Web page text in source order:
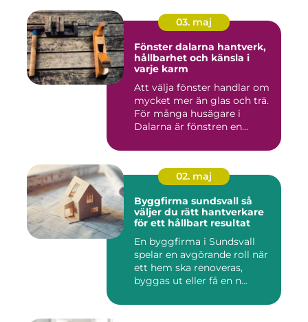
03. maj
Fönster dalarna hantverk,
hållbarhet och känsla i
varje karm
Att välja fönster handlar om
mycket mer än glas och trä.
För många husägare i
Dalarna är fönstren en...
02. maj
Byggfirma sundsvall så
väljer du rätt hantverkare
för ett hållbart resultat
En byggfirma i Sundsvall
spelar en avgörande roll när
ett hem ska renoveras,
byggas ut eller få en n...